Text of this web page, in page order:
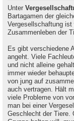
Unter
Bartagamen der
Vergesellschaftung
Zusammenleben der
Es gibt verschiedene
angeht. Viele
und nicht alleine
immer wieder
von jung auf
auch vertragen. Hält
viele Probleme von
man bei einer
Geschlecht der Tiere.